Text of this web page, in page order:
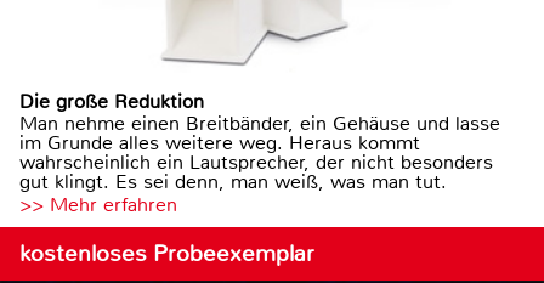
Die große Reduktion
Man nehme einen Breitbänder, ein Gehäuse und lasse
im Grunde alles weitere weg. Heraus kommt
wahrscheinlich ein Lautsprecher, der nicht besonders
gut klingt. Es sei denn, man weiß, was man tut.
>> Mehr erfahren
kostenloses Probeexemplar